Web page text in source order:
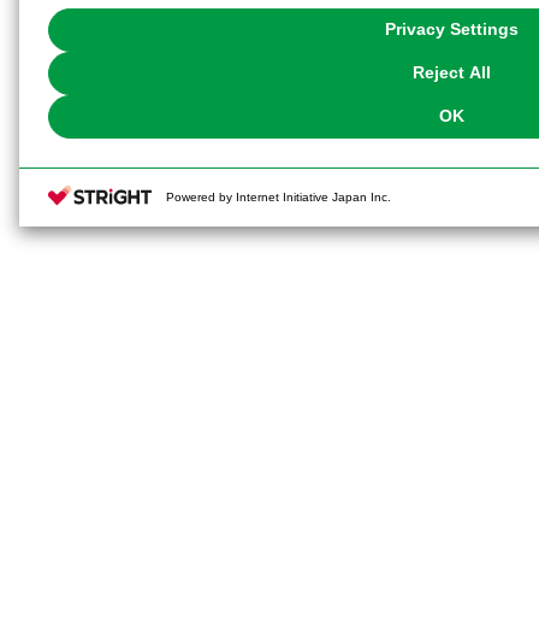
You can change your consent or rejection settings at any time via
Privacy Settings
Reject All
OK
Powered by Internet Initiative Japan Inc.